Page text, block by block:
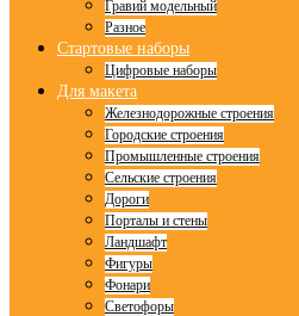
Гравий модельный
Разное
Стартовые наборы
Цифровые наборы
Для макета
Железнодорожные строения
Городские строения
Промышленные строения
Сельские строения
Дороги
Порталы и стены
Ландшафт
Фигуры
Фонари
Светофоры